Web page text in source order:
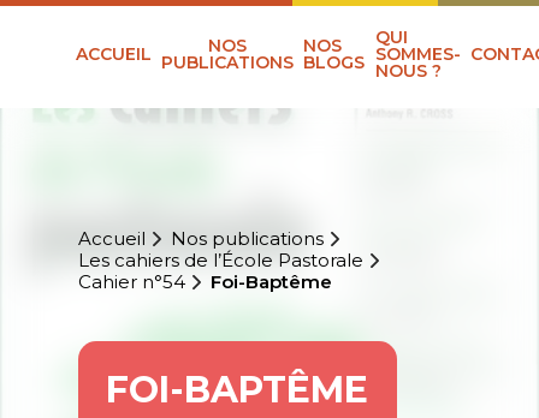
ACCUEIL NOS
PUBLICATIONS
NOS
BLOGS
QUI
SOMMES-
NOUS ?
Accueil
Nos publications
Les cahiers de l’École Pastorale
Cahier n°54
Foi-Baptême
FOI-BAPTÊME